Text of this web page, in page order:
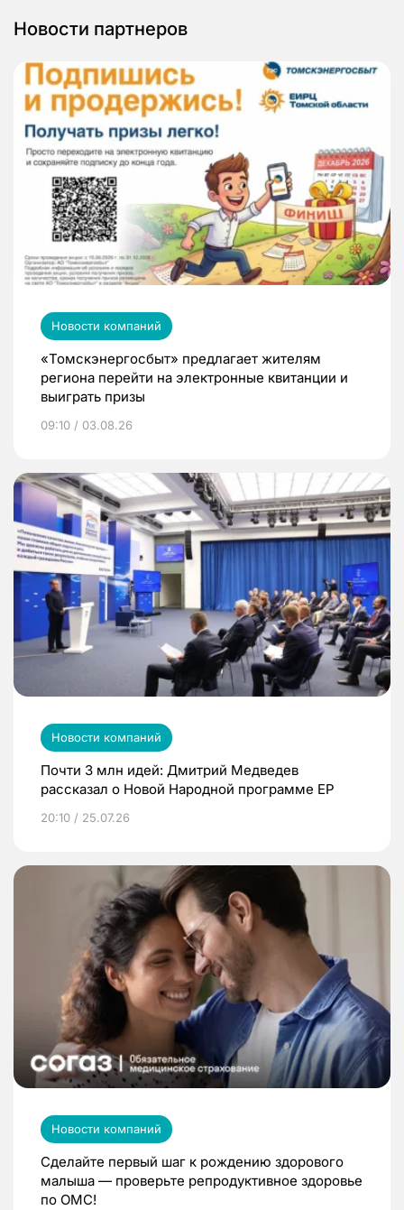
Новости партнеров
Новости компаний
«Томскэнергосбыт» предлагает жителям
региона перейти на электронные квитанции и
выиграть призы
09:10 / 03.08.26
Новости компаний
Почти 3 млн идей: Дмитрий Медведев
рассказал о Новой Народной программе ЕР
20:10 / 25.07.26
Новости компаний
Сделайте первый шаг к рождению здорового
малыша — проверьте репродуктивное здоровье
по ОМС!